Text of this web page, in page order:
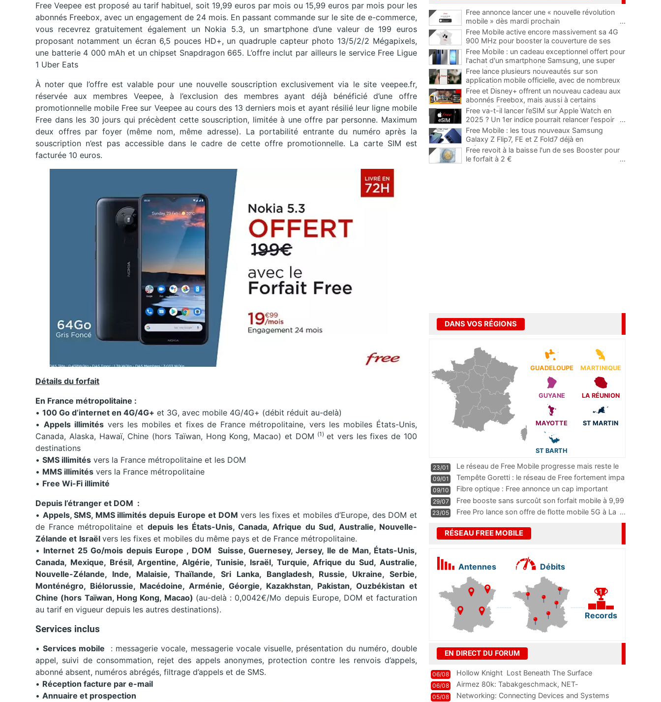
Free Veepee est proposé au tarif habituel, soit 19,99 euros par mois ou 15,99 euros par mois pour les
abonnés Freebox, avec un engagement de 24 mois. En passant commande sur le site de e-commerce,
vous recevrez gratuitement également un Nokia 5.3, un smartphone d’une valeur de 199 euros
proposant notamment un écran 6,5 pouces HD+, un quadruple capteur photo 13/5/2/2 Mégapixels,
une batterie 4 000 mAh et un chipset Snapdragon 665. L’offre inclut par ailleurs le service Free Ligue
1 Uber Eats
À noter que l’offre est valable pour une nouvelle souscription exclusivement via le site veepee.fr,
réservée aux membres Veepee, à l’exclusion des membres ayant déjà bénéficié d’une offre
promotionnelle mobile Free sur Veepee au cours des 13 derniers mois et ayant résilié leur ligne mobile
Free dans les 30 jours qui précèdent cette souscription, limitée à une offre par personne. Maximum
deux offres par foyer (même nom, même adresse). La portabilité entrante du numéro après la
souscription n’est pas accessible dans le cadre de cette offre promotionnelle. La carte SIM est
facturée 10 euros.
Détails du forfait
En France métropolitaine :
• 100 Go d’internet en 4G/4G+ et 3G, avec mobile 4G/4G+ (débit réduit au-delà)
• Appels illimitésvers les mobiles et fixes de France métropolitaine, vers les mobiles États-Unis,
Canada, Alaska, Hawaï, Chine (hors Taïwan, Hong Kong, Macao) et DOM (1) et vers les fixes de 100
destinations
• SMS illimités vers la France métropolitaine et les DOM
• MMS illimités vers la France métropolitaine
• Free Wi-Fi illimité
Depuis l’étranger et DOM :
• Appels, SMS, MMS illimités depuis Europe et DOM vers les fixes et mobiles d’Europe, des DOM et
de France métropolitaine et depuis les États-Unis, Canada, Afrique du Sud, Australie, Nouvelle-
Zélande et Israël vers les fixes et mobiles du même pays et de France métropolitaine.
• Internet 25 Go/mois depuis Europe , DOM
Suisse, Guernesey, Jersey, Ile de Man, États-Unis,
Canada, Mexique, Brésil, Argentine, Algérie, Tunisie, Israël, Turquie, Afrique du Sud, Australie,
Nouvelle-Zélande, Inde, Malaisie, Thaïlande,Sri Lanka, Bangladesh, Russie, Ukraine, Serbie,
Monténégro, Biélorussie, Macédoine, Arménie, Géorgie, Kazakhstan, Pakistan, Ouzbékistan et
Chine (hors Taïwan, Hong Kong, Macao) (au-delà : 0,0042€/Mo depuis Europe, DOM et facturation
au tarif en vigueur depuis les autres destinations).
Services inclus
•Services mobile
: messagerie vocale, messagerie vocale visuelle, présentation du numéro, double
appel, suivi de consommation, rejet des appels anonymes, protection contre les renvois d’appels,
abonné absent, numéros abrégés, filtrage d’appels et de SMS.
• Réception facture par e-mail
• Annuaire et prospection
Free annonce lancer une « nouvelle révolution
mobile » dès mardi prochain
...
Free Mobile active encore massivement sa 4G
900 MHz pour booster la couverture de ses
abonnés
...
Free Mobile : un cadeau exceptionnel offert pour
l'achat d'un smartphone Samsung, une super
occasion pour la rentrée
Free lance plusieurs nouveautés sur son
application mobile officielle, avec de nombreux
ajouts bienvenus
...
Free et Disney+ offrent un nouveau cadeau aux
abonnés Freebox, mais aussi à certains
abonnés Free Mobile grâce à une évolution
Free va-t-il lancer l’eSIM sur Apple Watch en
2025 ? Un 1er indice pourrait relancer l'espoir
...
Free Mobile : les tous nouveaux Samsung
Galaxy Z Flip7, FE et Z Fold7 déjà en
précommande avec des promos
Free revoit à la baisse l'un de ses Booster pour
le forfait à 2 €
...
DANS VOS RÉGIONS
GUADELOUPE MARTINIQUE
GUYANE LA RÉUNION
MAYOTTE ST MARTIN
ST BARTH
23/01
Le réseau de Free Mobile progresse mais reste le
m
...
09/01
Tempête Goretti : le réseau de Free fortement impa
09/10
Fibre optique : Free annonce un cap important
pass
...
29/07
Free booste sans surcoût son forfait mobile à 9,99
23/05 Free Pro lance son offre de flotte mobile 5G à La ...
RÉSEAU FREE MOBILE
Antennes Débits
Records
EN DIRECT DU FORUM
06/08 Hollow Knight  Lost Beneath The Surface
06/08
Airmez 80k: Tabakgeschmack, NET-
Technologie und Leistung im
05/08 Networking: Connecting Devices and Systems